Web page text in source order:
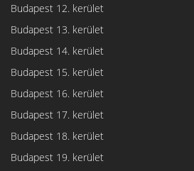
Budapest 12. kerület
Budapest 13. kerület
Budapest 14. kerület
Budapest 15. kerület
Budapest 16. kerület
Budapest 17. kerület
Budapest 18. kerület
Budapest 19. kerület